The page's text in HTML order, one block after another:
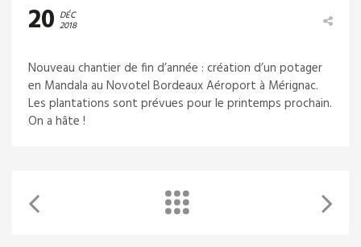
20 DÉC
2018
Nouveau chantier de fin d’année : création d’un potager
en Mandala au Novotel Bordeaux Aéroport à Mérignac.
Les plantations sont prévues pour le printemps prochain.
On a hâte !